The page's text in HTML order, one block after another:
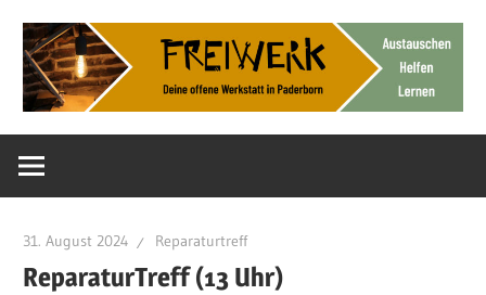
Inhalt
springen
FreiWerk
Paderborn
offene
31. August 2024 Reparaturtreff
ReparaturTreff (13 Uhr)